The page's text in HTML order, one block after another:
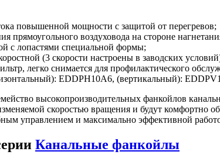
повышенной мощности с защитой от перегревов;
прямоугольного воздуховода на стороне
с лопастями специальной формы;
(3 скорости настроены в заводских
легко снимается для профилактического
EDDPH10A6, (вертикальный):
высокопроизводительных фанкойлов
скоростью вращения и будут комфортно
управлением и максимально эффективной
Канальные фанкойлы